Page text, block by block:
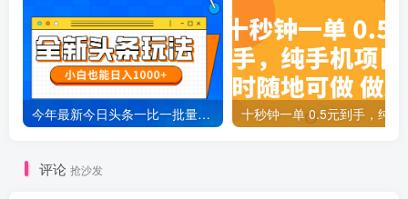
今年最新今日头条一比一批量搬砖，小白也可以日赚千元
评论 抢沙发